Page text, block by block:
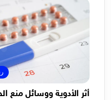
أثر الأدوية ووسائل